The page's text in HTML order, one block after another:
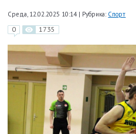
Среда, 12.02.2025 10:14 | Рубрика: Спорт
0 1735